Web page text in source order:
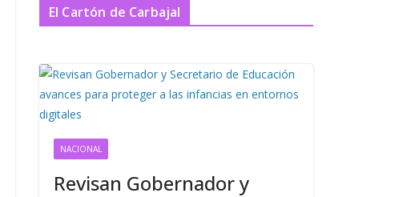
El Cartón de Carbajal
NACIONAL
Revisan Gobernador y